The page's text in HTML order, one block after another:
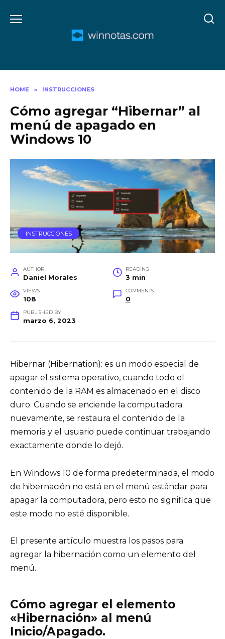
HOME » INSTRUCCIONES
Cómo agregar “Hibernar” al
menú de apagado en
Windows 10
INSTRUCCIONES
AUTHOR
Daniel Morales
READING
3 min
VIEWS
108
COMMENTS
0
PUBLISHED BY
marzo 6, 2023
Hibernar (Hibernation): es un modo especial de
apagar el sistema operativo, cuando todo el
contenido de la RAM es almacenado en el disco
duro. Cuando se enciende la computadora
nuevamente, se restaura el contenido de la
memoria y el usuario puede continuar trabajando
exactamente donde lo dejó.
En Windows 10 de forma predeterminada, el modo
de hibernación no está en el menú estándar para
apagar la computadora, pero esto no significa que
este modo no esté disponible.
El presente artículo muestra los pasos para
agregar la hibernación como un elemento del
menú.
Cómo agregar el elemento
«Hibernación» al menú
Inicio/Apagado.